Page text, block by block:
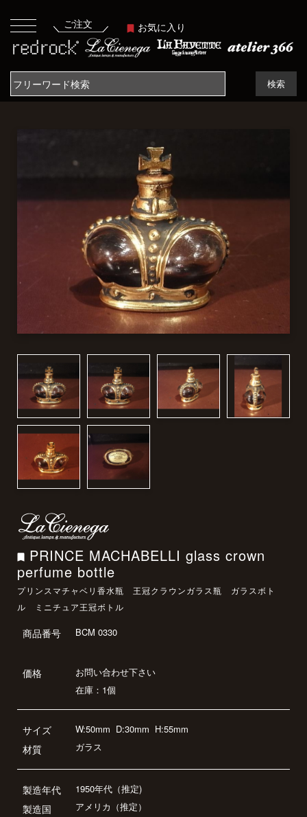
ご注文 お気に入り
検索
PRINCE MACHABELLI glass crown
perfume bottle
プリンスマチャベリ香水瓶 王冠クラウンガラス瓶 ガラスボト
ル ミニチュア王冠ボトル
商品番号 BCM 0330
価格
お問い合わせ下さい
在庫：1個
サイズ
材質
W:50mm D:30mm H:55mm
ガラス
製造年代
製造国
1950年代（推定)
アメリカ（推定）